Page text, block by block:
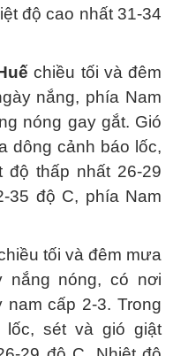
độ cao nhất 31-34
chiều tối và đêm
nắng, phía Nam
nóng gay gắt. Gió
dông cảnh báo lốc,
độ thấp nhất 26-29
35 độ C, phía Nam
tối và đêm mưa
nắng nóng, có nơi
nam cấp 2-3. Trong
sét và gió giật